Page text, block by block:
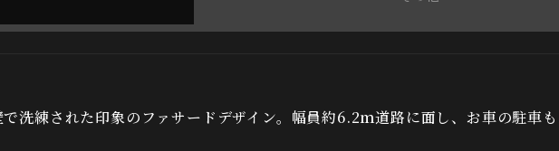
洗練された印象のファサードデザイン。幅員約6.2ｍ道路に面し、お車の駐車